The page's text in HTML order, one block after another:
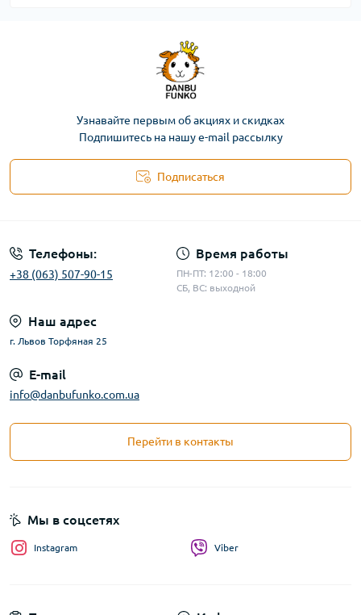
Узнавайте первым об акциях и скидках
Подпишитесь на нашу e-mail рассылку
Подписаться
Телефоны:
+38 (063) 507-90-15
Время работы
ПН-ПТ: 12:00 - 18:00
СБ, ВС: выходной
Наш адрес
г. Львов Торфяная 25
E-mail
info@danbufunko.com.ua
Перейти в контакты
Мы в соцсетях
Instagram Viber